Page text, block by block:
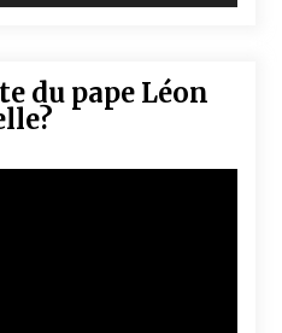
du pape Léon